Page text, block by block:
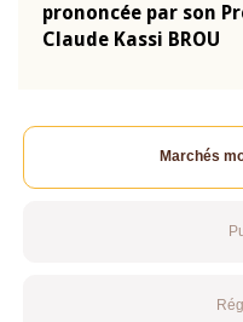
prononcée par son
Claude Kassi BROU
Marchés